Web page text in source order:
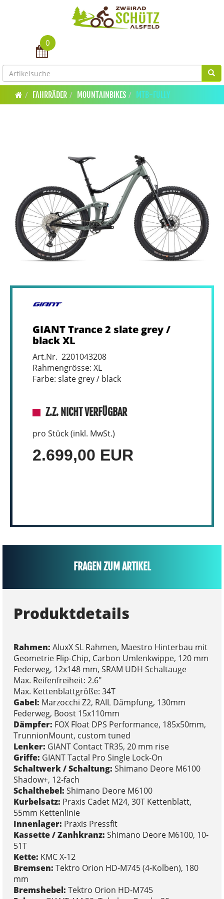
Toggle navigation
0
FAHRRÄDER MOUNTAINBIKES MTB-FULLY
GIANT Trance 2 slate grey /
black XL
Art.Nr. 2201043208
Rahmengrösse: XL
Farbe: slate grey / black
Z.Z. NICHT VERFÜGBAR
pro Stück (inkl. MwSt.)
2.699,00 EUR
FRAGEN ZUM ARTIKEL
Produktdetails
Rahmen: AluxX SL Rahmen, Maestro Hinterbau mit
Geometrie Flip-Chip, Carbon Umlenkwippe, 120 mm
Federweg, 12x148 mm, SRAM UDH Schaltauge
Max. Reifenfreiheit: 2.6"
Max. Kettenblattgröße: 34T
Gabel: Marzocchi Z2, RAIL Dämpfung, 130mm
Federweg, Boost 15x110mm
Dämpfer: FOX Float DPS Performance, 185x50mm,
TrunnionMount, custom tuned
Lenker: GIANT Contact TR35, 20 mm rise
Griffe: GIANT Tactal Pro Single Lock-On
Schaltwerk / Schaltung: Shimano Deore M6100
Shadow+, 12-fach
Schalthebel: Shimano Deore M6100
Kurbelsatz: Praxis Cadet M24, 30T Kettenblatt,
55mm Kettenlinie
Innenlager: Praxis Pressfit
Kassette / Zanhkranz: Shimano Deore M6100, 10-
51T
Kette: KMC X-12
Bremsen: Tektro Orion HD-M745 (4-Kolben), 180
mm
Bremshebel: Tektro Orion HD-M745